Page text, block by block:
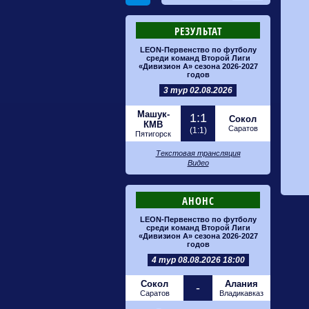
РЕЗУЛЬТАТ
LEON-Первенство по футболу
среди команд Второй Лиги
«Дивизион А» сезона 2026-2027
годов
3 тур 02.08.2026
Машук-
КМВ
Пятигорск
1:1
(1:1)
Сокол
Саратов
Текстовая трансляция
Видео
АНОНС
LEON-Первенство по футболу
среди команд Второй Лиги
«Дивизион А» сезона 2026-2027
годов
4 тур 08.08.2026 18:00
Сокол
Саратов - Алания
Владикавказ